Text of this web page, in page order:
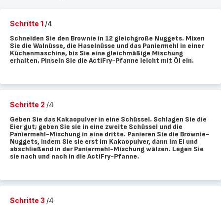
Schritte 1 /4
Schneiden Sie den Brownie in 12 gleichgroße Nuggets. Mixen
Sie die Walnüsse, die Haselnüsse und das Paniermehl in einer
Küchenmaschine, bis Sie eine gleichmäßige Mischung
erhalten. Pinseln Sie die ActiFry-Pfanne leicht mit Öl ein.
Schritte 2 /4
Geben Sie das Kakaopulver in eine Schüssel. Schlagen Sie die
Eier gut; geben Sie sie in eine zweite Schüssel und die
Paniermehl-Mischung in eine dritte. Panieren Sie die Brownie-
Nuggets, indem Sie sie erst im Kakaopulver, dann im Ei und
abschließend in der Paniermehl-Mischung wälzen. Legen Sie
sie nach und nach in die ActiFry-Pfanne.
Schritte 3 /4